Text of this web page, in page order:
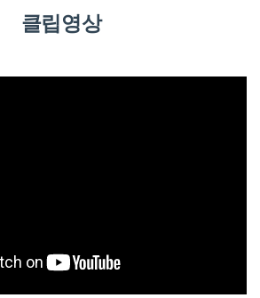
클립영상